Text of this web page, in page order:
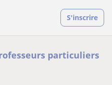
S'inscrire
particuliers